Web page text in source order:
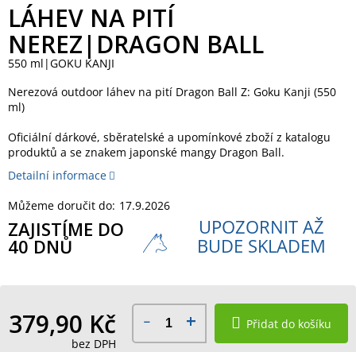
LÁHEV NA PITÍ
NEREZ|DRAGON BALL
550 ml|GOKU KANJI
Nerezová outdoor láhev na pití Dragon Ball Z: Goku Kanji (550
ml)
Oficiální dárkové, sběratelské a upomínkové zboží z katalogu
produktů a se znakem japonské mangy Dragon Ball.
Detailní informace
Můžeme doručit do: 17.9.2026
ZAJISTÍME DO
40 DNŮ
UPOZORNIT AŽ
BUDE SKLADEM
379,90 Kč
bez DPH
Přidat do košíku